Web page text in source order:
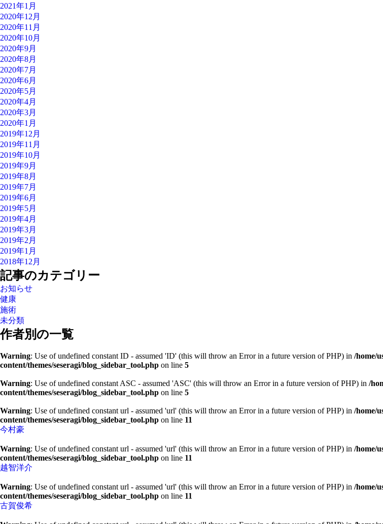
2021年1月
2020年12月
2020年11月
2020年10月
2020年9月
2020年8月
2020年7月
2020年6月
2020年5月
2020年4月
2020年3月
2020年1月
2019年12月
2019年11月
2019年10月
2019年9月
2019年8月
2019年7月
2019年6月
2019年5月
2019年4月
2019年3月
2019年2月
2019年1月
2018年12月
記事のカテゴリー
お知らせ
健康
施術
未分類
作者別の一覧
Warning: Use of undefined constant ID - assumed 'ID' (this will throw an Error in a future version of PHP) in /home/
content/themes/seseragi/blog_sidebar_tool.php on line 5
Warning: Use of undefined constant ASC - assumed 'ASC' (this will throw an Error in a future version of PHP) in /
content/themes/seseragi/blog_sidebar_tool.php on line 5
Warning: Use of undefined constant url - assumed 'url' (this will throw an Error in a future version of PHP) in /home/
content/themes/seseragi/blog_sidebar_tool.php on line 11
今村豪
Warning: Use of undefined constant url - assumed 'url' (this will throw an Error in a future version of PHP) in /home/
content/themes/seseragi/blog_sidebar_tool.php on line 11
越智洋介
Warning: Use of undefined constant url - assumed 'url' (this will throw an Error in a future version of PHP) in /home/
content/themes/seseragi/blog_sidebar_tool.php on line 11
古賀俊希